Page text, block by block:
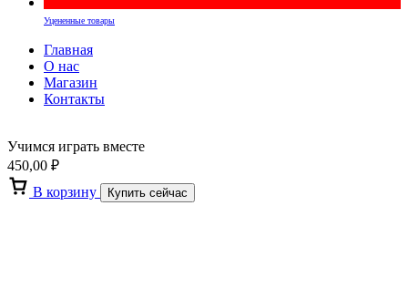
Уцененные товары
Главная
О нас
Магазин
Контакты
Учимся играть вместе
450,00 ₽
В корзину
Купить сейчас